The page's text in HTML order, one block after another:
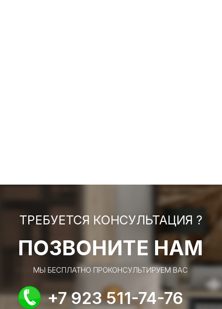
ТРЕБУЕТСЯ КОНСУЛЬТАЦИЯ ?
ПОЗВОНИТЕ НАМ
МЫ БЕСПЛАТНО ПРОКОНСУЛЬТИРУЕМ ВАС
+7 923 511-74-76